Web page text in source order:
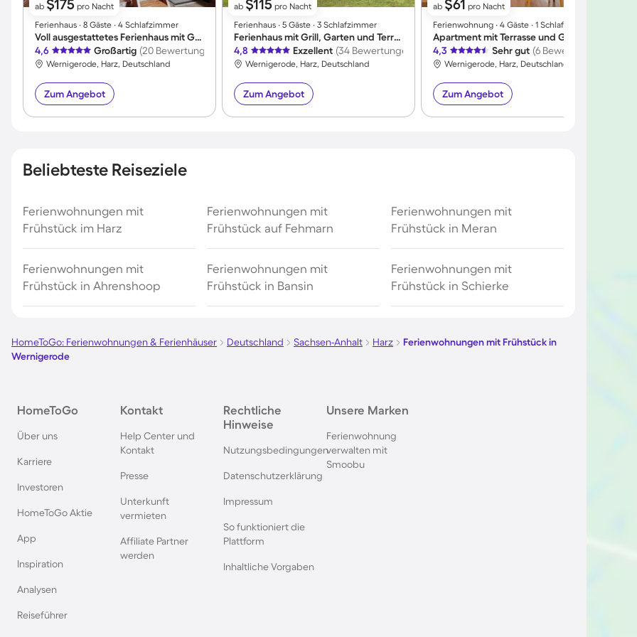
ab $175 pro Nacht
Ferienhaus ∙ 8 Gäste ∙ 4 Schlafzimmer
Voll ausgestattetes Ferienhaus mit Grill, Garten und Terrasse | Nah am Skifahren | Haustierfreundlich
4,6
Großartig (20 Bewertungen)
Wernigerode, Harz, Deutschland
Zum Angebot
ab $115 pro Nacht
Ferienhaus ∙ 5 Gäste ∙ 3 Schlafzimmer
Ferienhaus mit Grill, Garten und Terrasse
4,8
Exzellent (34 Bewertungen)
Wernigerode, Harz, Deutschland
Zum Angebot
ab $61 pro Nacht
Ferienwohnung ∙ 4 Gäste ∙ 1 Schlafzimmer
Apartment mit Terrasse und Garten
4,3
Sehr gut (6 Bewertungen)
Wernigerode, Harz, Deutschland
Zum Angebot
Beliebteste Reiseziele
Ferienwohnungen mit
Frühstück im Harz
Ferienwohnungen mit
Frühstück auf Fehmarn
Ferienwohnungen mit
Frühstück in Meran
Ferienwohnungen mit
Frühstück in Ahrenshoop
Ferienwohnungen mit
Frühstück in Bansin
Ferienwohnungen mit
Frühstück in Schierke
HomeToGo: Ferienwohnungen & Ferienhäuser Deutschland Sachsen-Anhalt Harz
Ferienwohnungen mit Frühstück in
Wernigerode
HomeToGo
Über uns
Karriere
Investoren
HomeToGo Aktie
App
Inspiration
Analysen
Reiseführer
Kontakt
Help Center und
Kontakt
Presse
Unterkunft
vermieten
Affiliate Partner
werden
Rechtliche
Hinweise
Nutzungsbedingungen
Datenschutzerklärung
Impressum
So funktioniert die
Plattform
Inhaltliche Vorgaben
Unsere Marken
Ferienwohnung
verwalten mit
Smoobu